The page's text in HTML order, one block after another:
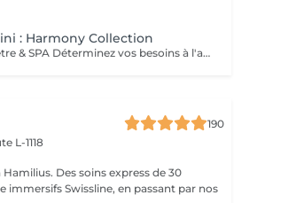
: Harmony Collection
Un voyage sensoriel Bien-être & SPA Déterminez vos besoins à l'aide des 4 huiles essentielles ACTIMOOD.Pure sensation- Balance sensation- Zen sensation- Power sensation Exfoliation du corps -massage du corps- massage du cuir chevelu si souhaité- Laissez-vous emporter dans un voyage sensoriel grâce à un soin corporel adapté à vos besoins.
190
L-1118
Des soins express de 30
immersifs Swissline, en passant par nos